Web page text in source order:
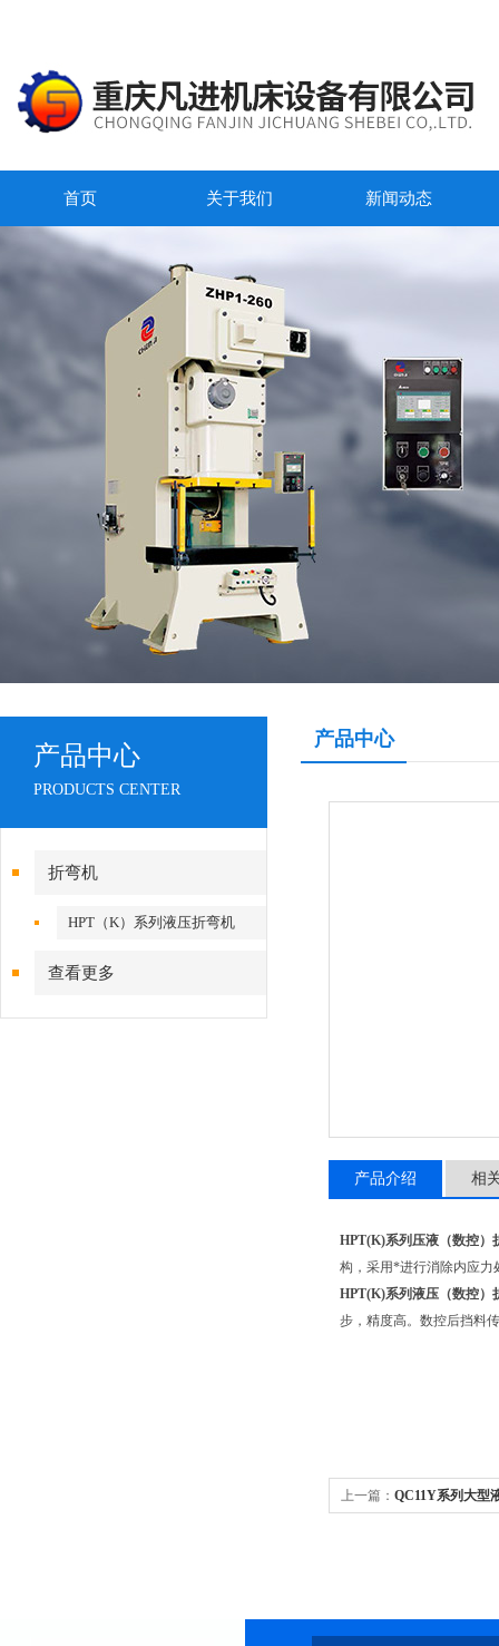
首页 关于我们 新闻动态
产品中心
PRODUCTS CENTER
折弯机
HPT（K）系列液压折弯机
查看更多
产品中心
产品介绍 相
HPT(K)系列压液（数控）
构，采用*进行消除内应力
HPT(K)系列液压（数控）
步，精度高。数控后挡料
上一篇： QC11Y系列大型